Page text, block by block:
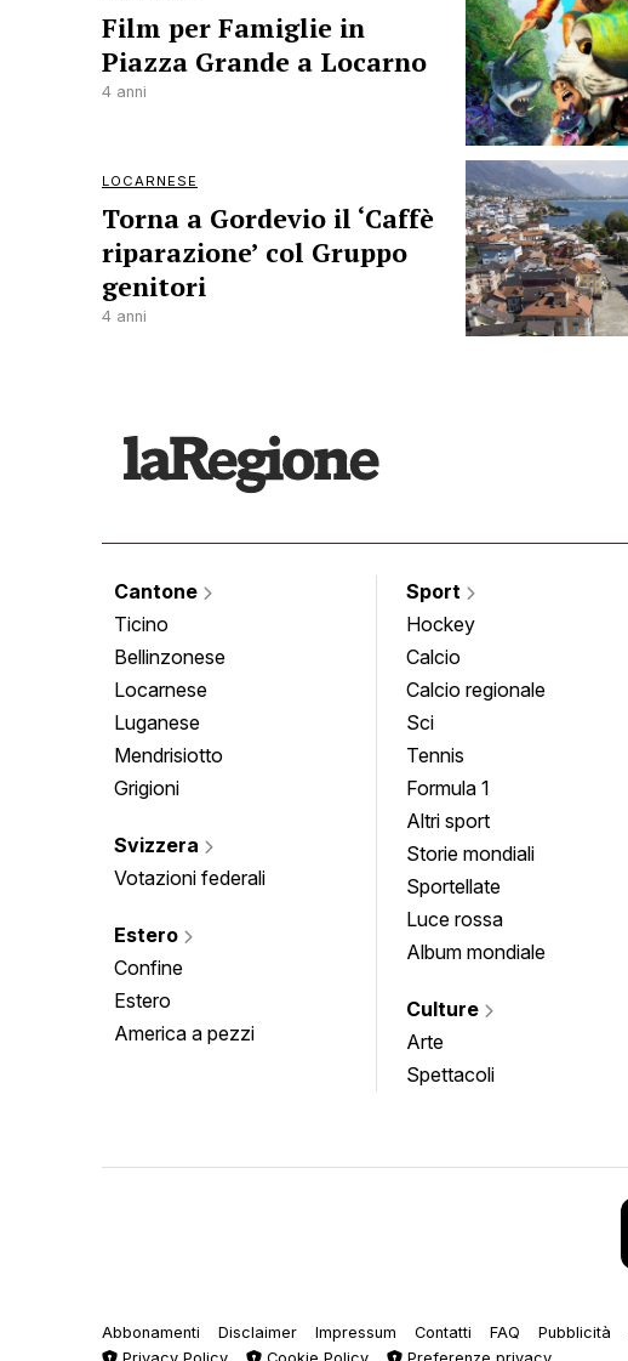
Film per Famiglie in
Piazza Grande a Locarno
4 anni
LOCARNESE
Torna a Gordevio il ‘Caffè
riparazione’ col Gruppo
genitori
4 anni
Cantone
Ticino
Bellinzonese
Locarnese
Luganese
Mendrisiotto
Grigioni
Svizzera
Votazioni federali
Estero
Confine
Estero
America a pezzi
Sport
Hockey
Calcio
Calcio regionale
Sci
Tennis
Formula 1
Altri sport
Storie mondiali
Sportellate
Luce rossa
Album mondiale
Culture
Arte
Spettacoli
Abbonamenti Disclaimer Impressum Contatti FAQ Pubblicità